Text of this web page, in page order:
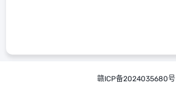
赣ICP备2024035680号